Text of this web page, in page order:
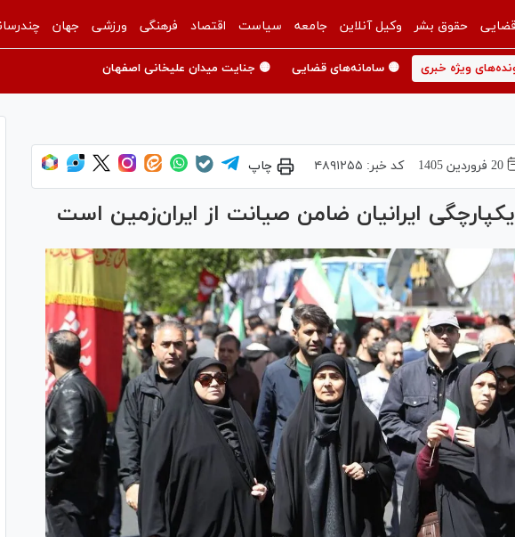
قضایی حقوق بشر وکیل آنلاین جامعه سیاست اقتصاد فرهنگی ورزشی جهان
ویژه خبری 🟡 سامانه‌های قضایی 🟡 جنایت میدان علیخانی اصفهان
20 فروردين 1405 کد خبر: ۴۸۹۱۲۵۵ چاپ
ایرانیان ضامن صیانت از ایران‌زمین است